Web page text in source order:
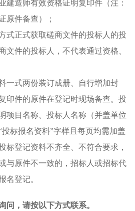
建造师有效资格证明复印件 （注：
原件备查）
；
式正式获取磋商文件的投标人 的投
文件的投标人
，不代表通过资格、
一式两份装订成册、自行增加封
印件的原件在登记时现场备查。投
项目名称、 投标人 名称（并盖单位
投标报名资料”字样且每页均需加盖
标登记资料不齐全、不符合要求，
与原件不一致的， 招标人 或招标代
名登记。
问，请按以下方式联系。